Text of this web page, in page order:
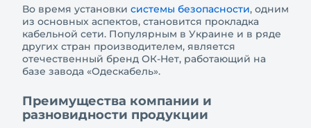
Во время установки системы безопасности, одним
из основных аспектов, становится прокладка
кабельной сети. Популярным в Украине и в ряде
других стран производителем, является
отечественный бренд ОК-Нет, работающий на
базе завода «Одескабель».
Преимущества компании и
разновидности продукции